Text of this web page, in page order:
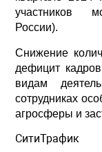
участников
России).
Снижение
дефицит
видам
сотрудниках
агросферы и
СитиТрафик